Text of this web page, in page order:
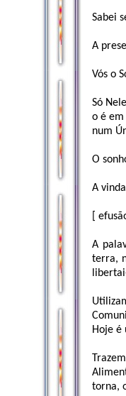
Sabei
A
Vós o
Só
o é
num
O
A
[
A
terra,
Hoje é
torna,